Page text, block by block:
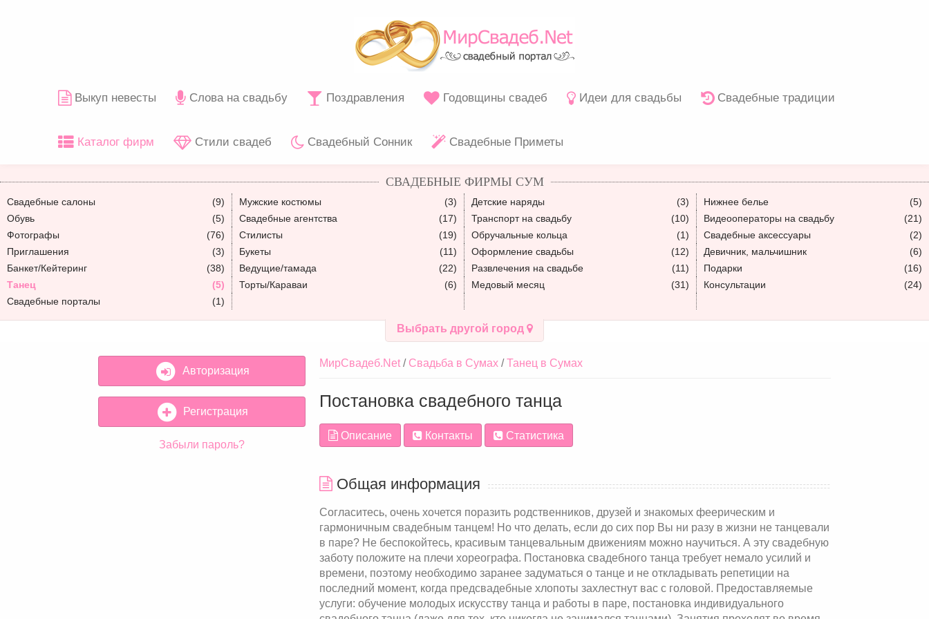
Выкуп невесты Слова на свадьбу Поздравления Годовщины свадеб Идеи для свадьбы Свадебные традиции
Каталог фирм Стили свадеб Свадебный Сонник Свадебные Приметы
СВАДЕБНЫЕ ФИРМЫ СУМ
Свадебные салоны (9) Мужские костюмы (3) Детские наряды (3) Нижнее белье
(5)
Обувь
(5) Свадебные агентства (17) Транспорт на свадьбу (10) Видеооператоры на свадьбу
(21)
Фотографы
(76) Стилисты (19) Обручальные кольца (1) Свадебные аксессуары
(2)
Приглашения
(3) Букеты (11) Оформление свадьбы (12) Девичник, мальчишник
(6)
Банкет/Кейтеринг
(38) Ведущие/тамада (22) Развлечения на свадьбе (11) Подарки
(16)
Танец
(5) Торты/Караваи (6) Медовый месяц (31) Консультации
(24)
Свадебные порталы
(1)
Выбрать другой город
МирСвадеб.Net Свадьба в Сумах Танец в Сумах
Постановка свадебного танца
Описание Контакты Статистика
Общая информация
Согласитесь, очень хочется поразить родственников, друзей и знакомых феерическим и
гармоничным свадебным танцем! Но что делать, если до сих пор Вы ни разу в жизни не танцевали
в паре? Не беспокойтесь, красивым танцевальным движениям можно научиться. А эту свадебную
заботу положите на плечи хореографа. Постановка свадебного танца требует немало усилий и
времени, поэтому необходимо заранее задуматься о танце и не откладывать репетиции на
последний момент, когда предсвадебные хлопоты захлестнут вас с головой. Предоставляемые
услуги: обучение молодых искусству танца и работы в паре, постановка индивидуального
Авторизация
Регистрация
Забыли пароль?